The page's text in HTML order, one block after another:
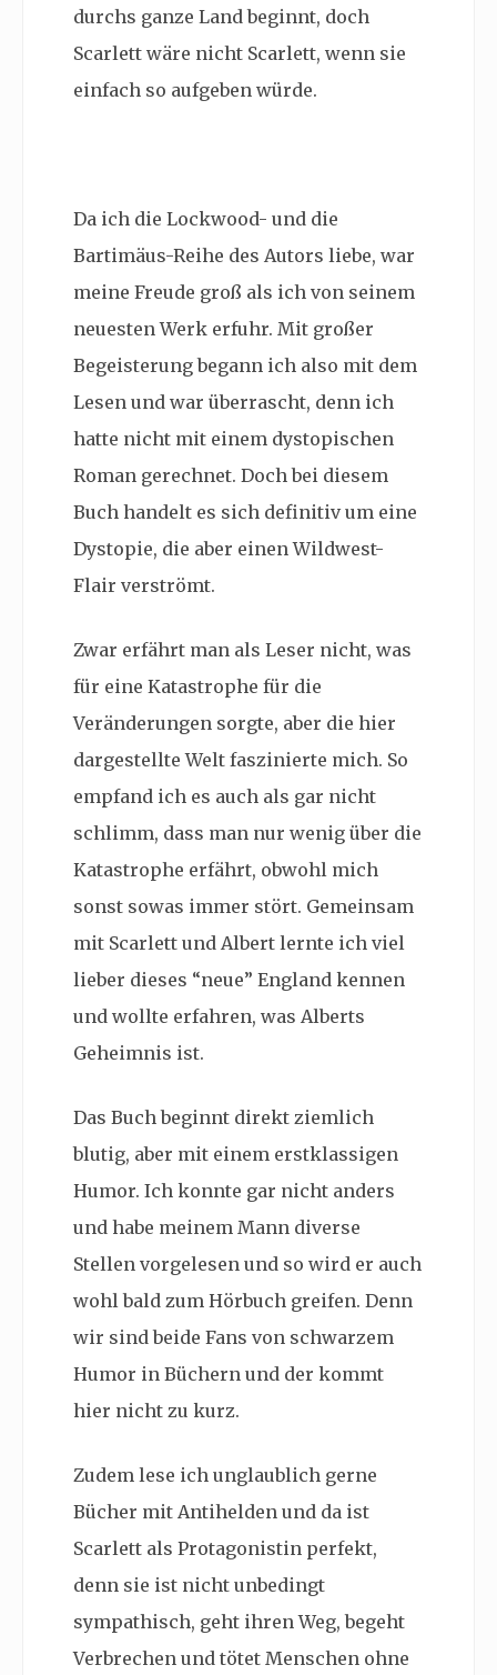
durchs ganze Land beginnt, doch
Scarlett wäre nicht Scarlett, wenn sie
einfach so aufgeben würde.
Da ich die Lockwood- und die
Bartimäus-Reihe des Autors liebe, war
meine Freude groß als ich von seinem
neuesten Werk erfuhr. Mit großer
Begeisterung begann ich also mit dem
Lesen und war überrascht, denn ich
hatte nicht mit einem dystopischen
Roman gerechnet. Doch bei diesem
Buch handelt es sich definitiv um eine
Dystopie, die aber einen Wildwest-
Flair verströmt.
Zwar erfährt man als Leser nicht, was
für eine Katastrophe für die
Veränderungen sorgte, aber die hier
dargestellte Welt faszinierte mich. So
empfand ich es auch als gar nicht
schlimm, dass man nur wenig über die
Katastrophe erfährt, obwohl mich
sonst sowas immer stört. Gemeinsam
mit Scarlett und Albert lernte ich viel
lieber dieses “neue” England kennen
und wollte erfahren, was Alberts
Geheimnis ist.
Das Buch beginnt direkt ziemlich
blutig, aber mit einem erstklassigen
Humor. Ich konnte gar nicht anders
und habe meinem Mann diverse
Stellen vorgelesen und so wird er auch
wohl bald zum Hörbuch greifen. Denn
wir sind beide Fans von schwarzem
Humor in Büchern und der kommt
hier nicht zu kurz.
Zudem lese ich unglaublich gerne
Bücher mit Antihelden und da ist
Scarlett als Protagonistin perfekt,
denn sie ist nicht unbedingt
sympathisch, geht ihren Weg, begeht
Verbrechen und tötet Menschen ohne